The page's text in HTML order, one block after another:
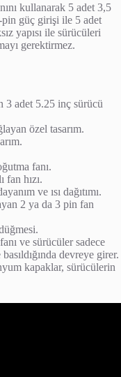
kullanarak 5 adet 3,5
güç girişi ile 5 adet
yapısı ile sürücüleri
gerektirmez.
adet 5.25 inç sürücü
özel tasarım.
fanı.
hızı.
ve ısı dağıtımı.
2 ya da 3 pin fan
ve sürücüler sadece
devreye girer.
kapaklar, sürücülerin